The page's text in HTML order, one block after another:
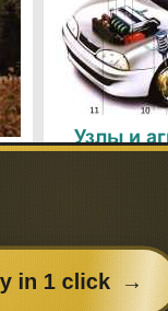
Узлы и
Поделитесь с
пользу
сайтом с друзьями и